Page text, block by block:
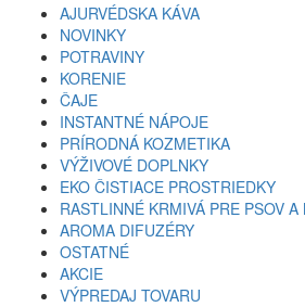
AJURVÉDSKA KÁVA
NOVINKY
POTRAVINY
KORENIE
ČAJE
INSTANTNÉ NÁPOJE
PRÍRODNÁ KOZMETIKA
VÝŽIVOVÉ DOPLNKY
EKO ČISTIACE PROSTRIEDKY
RASTLINNÉ KRMIVÁ PRE PSOV A
AROMA DIFUZÉRY
OSTATNÉ
AKCIE
VÝPREDAJ TOVARU